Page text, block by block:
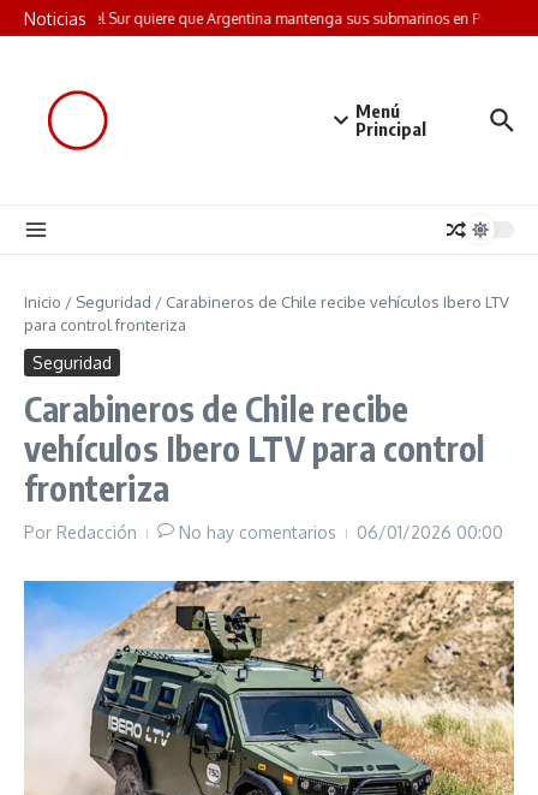
Saltar al contenido
Noticias
Corea del Sur quiere que Argentina mantenga sus submarinos en Perú: la
Menú
Principal
Inicio / Seguridad / Carabineros de Chile recibe vehículos Ibero LTV
para control fronteriza
Seguridad
Carabineros de Chile recibe
vehículos Ibero LTV para control
fronteriza
Por Redacción No hay comentarios 06/01/2026 00:00